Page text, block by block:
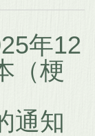
年12
（梗
通知